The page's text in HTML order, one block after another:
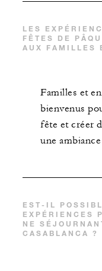
LES
FÊTES DE
AUX FAMILLES
Familles et
bienvenus
fête et créer
une
EST-IL
EXPÉRIENCES
NE
CASABLANCA ?